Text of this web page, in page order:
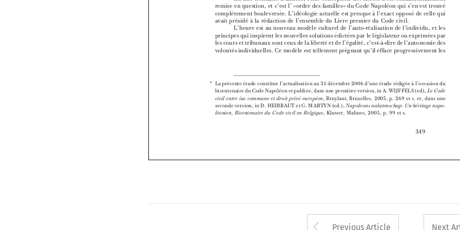

 


 
 
 
 
 

 
 
 
 

 
 

 
 
 
 

 
 
 
 

 
 
 

 
 
 
 
 
 



 
 
 


 


 
  

L’heure  est  au  nouveau  mode`le culturel  de  l’auto-re
́alisation  de l’individu,  et  les
principes qui inspirent les nouvelles solutions e ́dicte gislateur ou exprime
es par
les cours et tribunaux sont ceux de la liberte
́et de l’e ́galite
́, c’est-a`-dire de l’autonomie des
volonte ́s individuelles. Ce mode
`le est tellement pre
́gnant qu’il efface progressivement les
cembre 2006 d’une e
bicentenaire du Code Napole ́on et publie ́ e, dans une premie`re version, in A. WIJFFELS (ed),Le Code
349
Arrow button used
Previous Article Next